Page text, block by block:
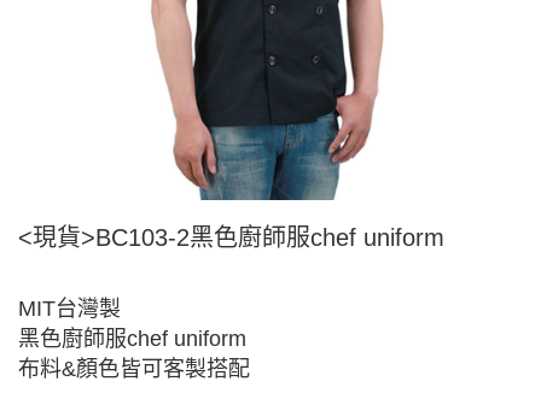
<現貨>BC103-2黑色廚師服chef uniform
MIT台灣製
黑色廚師服chef uniform
布料&顏色皆可客製搭配